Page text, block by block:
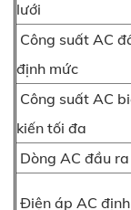
lưới
Công suất AC
định mức
Công suất AC
kiến tối đa
Dòng AC đầu
Điện áp AC